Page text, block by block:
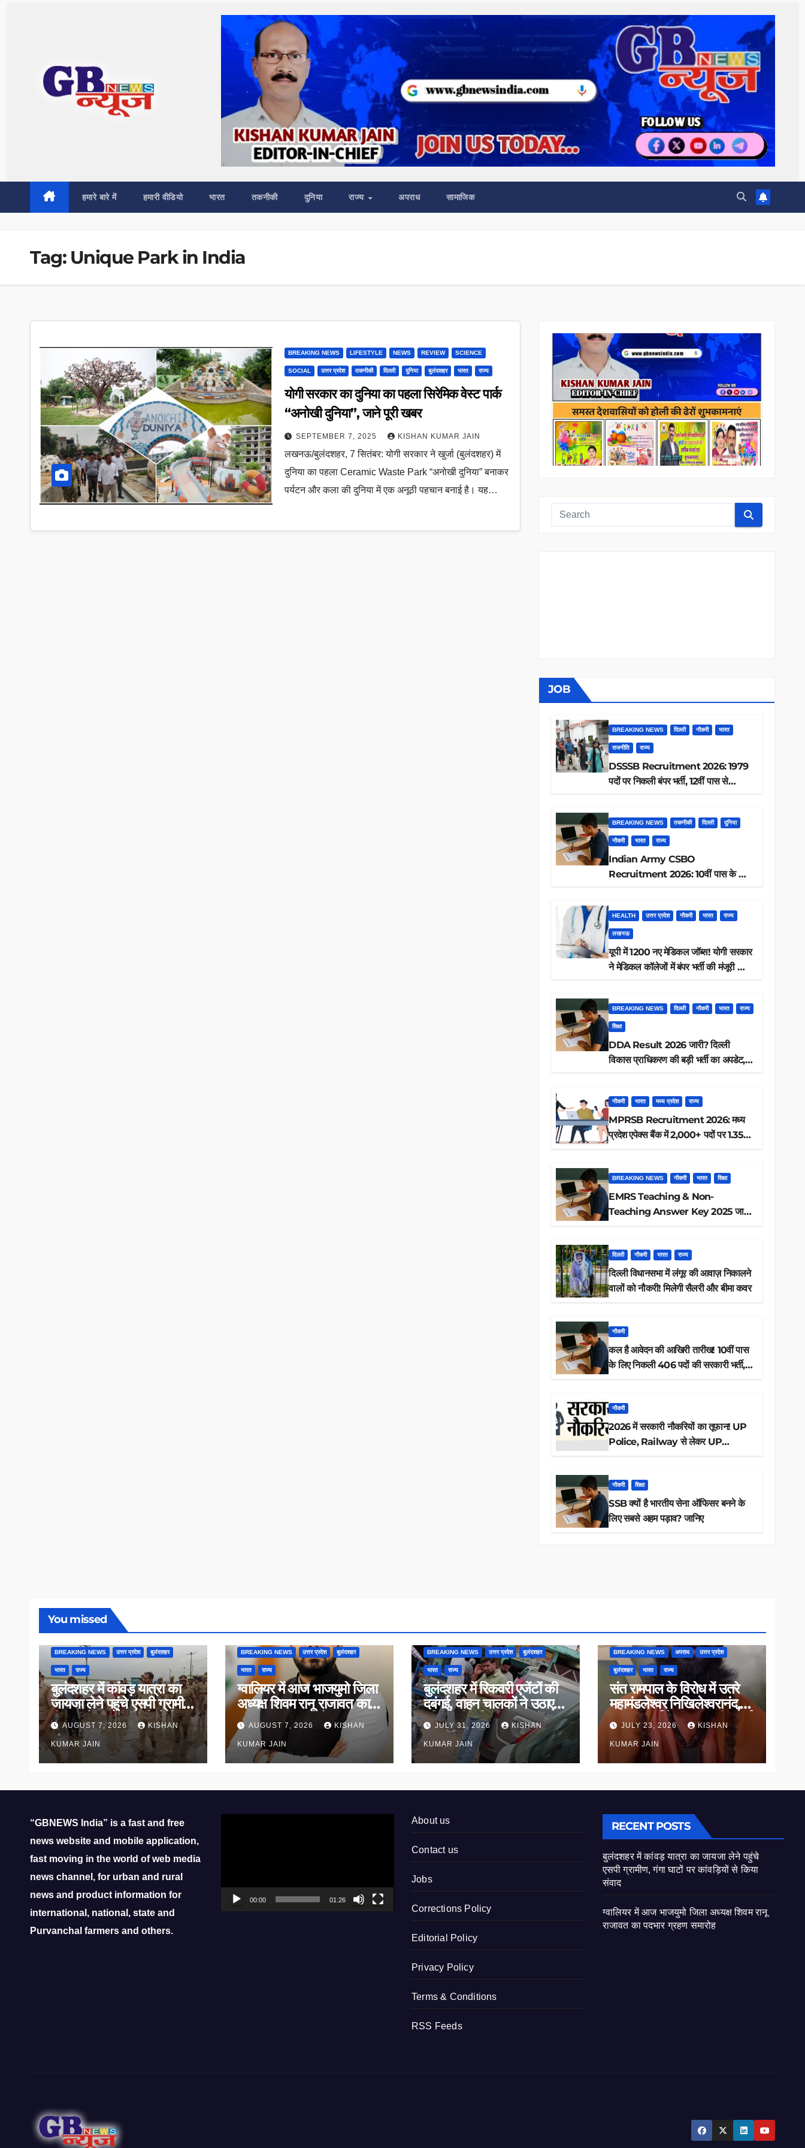
हमारे बारे में हमारी वीडियो भारत तकनीकी दुनिया राज्य अपराध सामाजिक
Tag: Unique Park in India
BREAKING NEWS LIFESTYLE NEWS REVIEW SCIENCE
SOCIAL उत्तर प्रदेश तकनीकी दिल्ली दुनिया बुलंदशहर भारत राज्य
योगी सरकार का दुनिया का पहला सिरेमिक वेस्ट पार्क
“अनोखी दुनिया”, जाने पूरी खबर
SEPTEMBER 7, 2025 KISHAN KUMAR JAIN
लखनऊ/बुलंदशहर, 7 सितंबर: योगी सरकार ने खुर्जा (बुलंदशहर) में
दुनिया का पहला Ceramic Waste Park “अनोखी दुनिया” बनाकर
पर्यटन और कला की दुनिया में एक अनूठी पहचान बनाई है। यह…
JOB
BREAKING NEWS दिल्ली नौकरी भारत
राजनीति राज्य
DSSSB Recruitment 2026: 1979
पदों पर निकली बंपर भर्ती, 12वीं पास से
BREAKING NEWS तकनीकी दिल्ली दुनिया
नौकरी भारत राज्य
Indian Army CSBO
Recruitment 2026: 10वीं पास के लिए
HEALTH उत्तर प्रदेश नौकरी भारत राज्य
लखनऊ
यूपी में 1200 नए मेडिकल जॉब्स! योगी सरकार
ने मेडिकल कॉलेजों में बंपर भर्ती की मंजूरी —
BREAKING NEWS दिल्ली नौकरी भारत राज्य
शिक्षा
DDA Result 2026 जारी? दिल्ली
विकास प्राधिकरण की बड़ी भर्ती का अपडेट,
नौकरी भारत मध्य प्रदेश राज्य
MPRSB Recruitment 2026: मध्य
प्रदेश एपेक्स बैंक में 2,000+ पदों पर 1.35
BREAKING NEWS नौकरी भारत शिक्षा
EMRS Teaching & Non-
Teaching Answer Key 2025 जारी,
दिल्ली नौकरी भारत राज्य
दिल्ली विधानसभा में लंगूर की आवाज़ निकालने
वालों को नौकरी! मिलेगी सैलरी और बीमा कवर
नौकरी
कल है आवेदन की आखिरी तारीख! 10वीं पास
के लिए निकली 406 पदों की सरकारी भर्ती,
नौकरी
2026 में सरकारी नौकरियों का तूफान! UP
Police, Railway से लेकर UP
नौकरी शिक्षा
SSB क्यों है भारतीय सेना ऑफिसर बनने के
लिए सबसे अहम पड़ाव? जानिए
You missed
BREAKING NEWS उत्तर प्रदेश बुलंदशहर
भारत राज्य
बुलंदशहर में कांवड़ यात्रा का
जायजा लेने पहुंचे एसपी ग्रामीण,
गंगा घाटों पर कांवड़ियों से किया
संवाद
AUGUST 7, 2026 KISHAN
KUMAR JAIN
BREAKING NEWS उत्तर प्रदेश बुलंदशहर
भारत राज्य
ग्वालियर में आज भाजयुमो जिला
अध्यक्ष शिवम रानू राजावत का
पदभार ग्रहण समारोह
AUGUST 7, 2026 KISHAN
KUMAR JAIN
BREAKING NEWS उत्तर प्रदेश बुलंदशहर
भारत राज्य
बुलंदशहर में रिकवरी एजेंटों की
दबंगई, वाहन चालकों ने उठाए
पुलिस की भूमिका पर सवाल
JULY 31, 2026 KISHAN
KUMAR JAIN
BREAKING NEWS अपराध उत्तर प्रदेश
बुलंदशहर भारत राज्य
संत रामपाल के विरोध में उतरे
महामंडलेश्वर निखिलेश्वरानंद,
सनातन धर्म के सम्मान की उठाई
मांगJULY 23, 2026 KISHAN
KUMAR JAIN
“GBNEWS India” is a fast and free
news website and mobile application,
fast moving in the world of web media
news channel, for urban and rural
news and product information for
international, national, state and
Purvanchal farmers and others.
00:00 01:26
About us
Contact us
Jobs
Corrections Policy
Editorial Policy
Privacy Policy
Terms & Conditions
RSS Feeds
RECENT POSTS
बुलंदशहर में कांवड़ यात्रा का जायजा लेने पहुंचे
एसपी ग्रामीण, गंगा घाटों पर कांवड़ियों से किया
संवाद
ग्वालियर में आज भाजयुमो जिला अध्यक्ष शिवम रानू
राजावत का पदभार ग्रहण समारोह